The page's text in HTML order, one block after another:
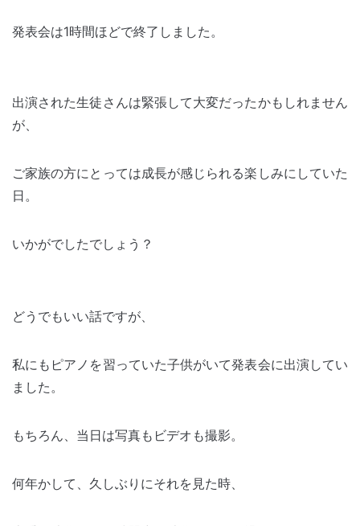
発表会は1時間ほどで終了しました。
出演された生徒さんは緊張して大変だったかもしれません
が、
ご家族の方にとっては成長が感じられる楽しみにしていた
日。
いかがでしたでしょう？
どうでもいい話ですが、
私にもピアノを習っていた子供がいて発表会に出演してい
ました。
もちろん、当日は写真もビデオも撮影。
何年かして、久しぶりにそれを見た時、